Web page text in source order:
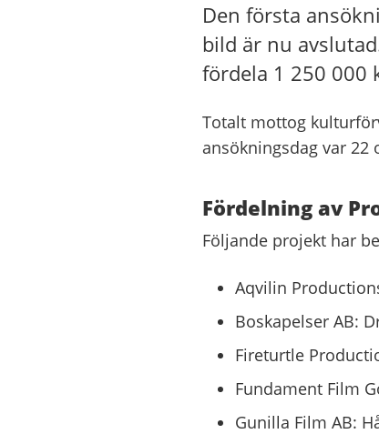
Den första
bild är nu
fördela 1 250 000
Totalt mottog
ansökningsdag var 22
Fördelning av
Följande projekt har
Aqvilin
Boskapelser AB:
Fireturtle
Fundament Film
Gunilla Film AB: